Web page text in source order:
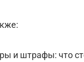
и штрафы: что